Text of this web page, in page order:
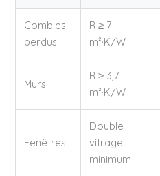
Combles
perdus
R ≥ 7
m²·K/W
Murs
R ≥ 3,7
m²·K/W
Fenêtres
Double
vitrage
minimum